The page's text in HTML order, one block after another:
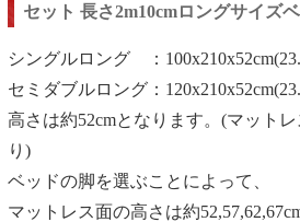
セット 長さ2m10cmロングサイズ
シングルロング ：
セミダブルロング：
高さは約52cmとなります。(マット
り)
ベッドの脚を選ぶことによって、
マットレス面の高さは約